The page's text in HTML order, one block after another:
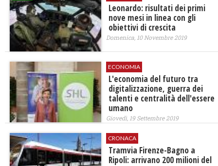
Leonardo: risultati dei primi
nove mesi in linea con gli
obiettivi di crescita
Domenica, 10 Novembre 2019
ECONOMIA
L'economia del futuro tra
digitalizzazione, guerra dei
talenti e centralità dell'essere
umano
Giovedì, 19 Settembre 2019
CRONACA
Tramvia Firenze-Bagno a
Ripoli: arrivano 200 milioni del